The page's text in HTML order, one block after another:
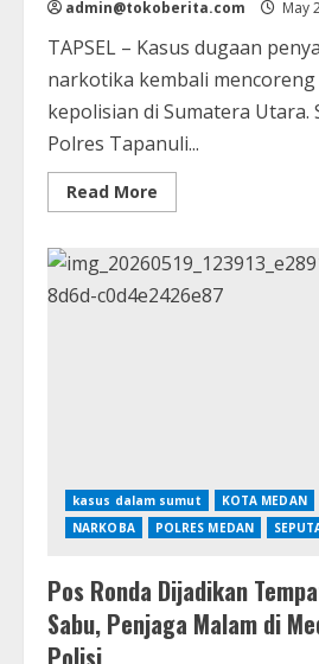
admin@tokoberita.com May
TAPSEL – Kasus dugaan
narkotika kembali
kepolisian di Sumatera Utara.
Polres Tapanuli...
Read More
more
Polisi
di
Tapanuli
Selatan
kasus dalam sumut KOTA MEDAN
NARKOBA
POLRES MEDAN
Pos Ronda Dijadikan
Sabu, Penjaga Malam di
Polisi